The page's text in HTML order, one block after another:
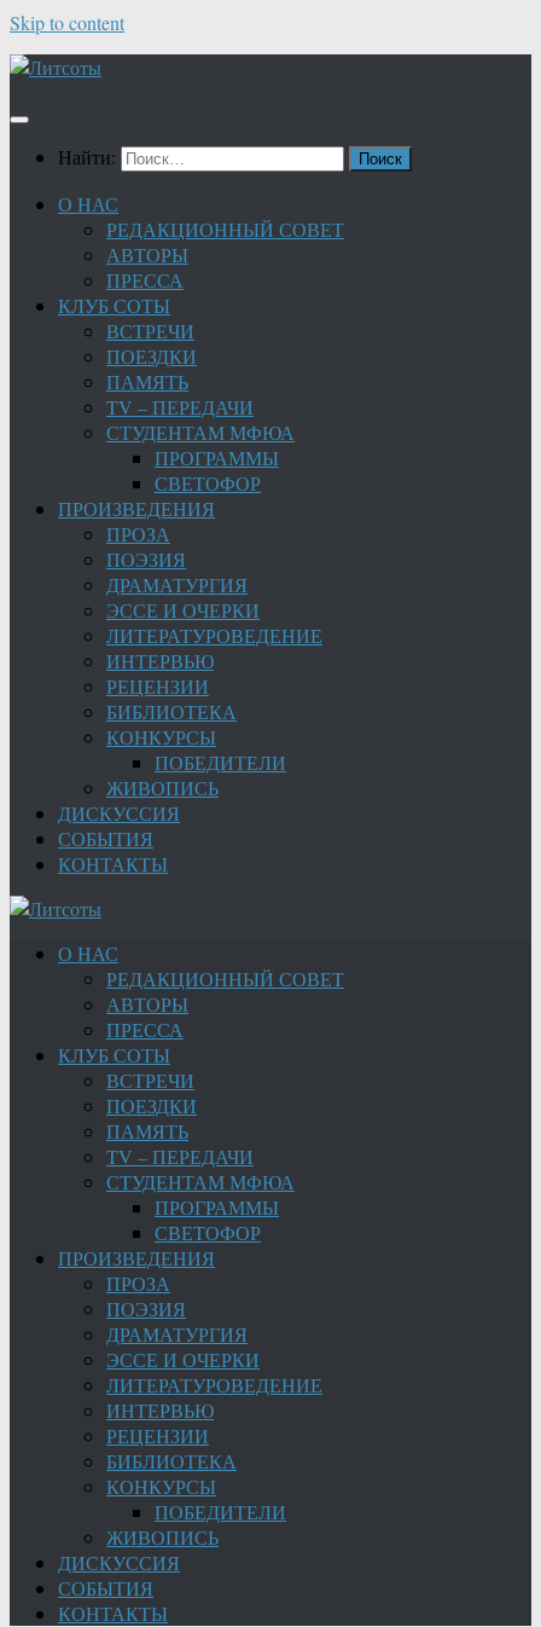
Skip to content
Найти:
О НАС
РЕДАКЦИОННЫЙ СОВЕТ
АВТОРЫ
ПРЕССА
КЛУБ СОТЫ
ВСТРЕЧИ
ПОЕЗДКИ
ПАМЯТЬ
TV – ПЕРЕДАЧИ
СТУДЕНТАМ МФЮА
ПРОГРАММЫ
СВЕТОФОР
ПРОИЗВЕДЕНИЯ
ПРОЗА
ПОЭЗИЯ
ДРАМАТУРГИЯ
ЭССЕ И ОЧЕРКИ
ЛИТЕРАТУРОВЕДЕНИЕ
ИНТЕРВЬЮ
РЕЦЕНЗИИ
БИБЛИОТЕКА
КОНКУРСЫ
ПОБЕДИТЕЛИ
ЖИВОПИСЬ
ДИСКУССИЯ
СОБЫТИЯ
КОНТАКТЫ
О НАС
РЕДАКЦИОННЫЙ СОВЕТ
АВТОРЫ
ПРЕССА
КЛУБ СОТЫ
ВСТРЕЧИ
ПОЕЗДКИ
ПАМЯТЬ
TV – ПЕРЕДАЧИ
СТУДЕНТАМ МФЮА
ПРОГРАММЫ
СВЕТОФОР
ПРОИЗВЕДЕНИЯ
ПРОЗА
ПОЭЗИЯ
ДРАМАТУРГИЯ
ЭССЕ И ОЧЕРКИ
ЛИТЕРАТУРОВЕДЕНИЕ
ИНТЕРВЬЮ
РЕЦЕНЗИИ
БИБЛИОТЕКА
КОНКУРСЫ
ПОБЕДИТЕЛИ
ЖИВОПИСЬ
ДИСКУССИЯ
СОБЫТИЯ
КОНТАКТЫ